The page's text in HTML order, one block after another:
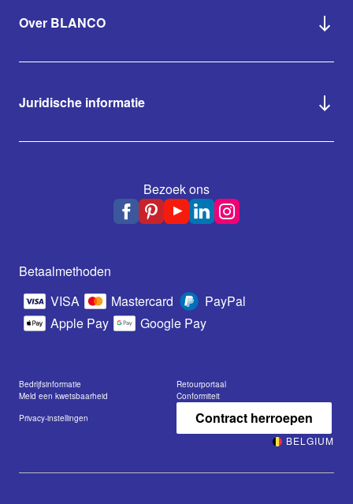
Over BLANCO
Juridische informatie
Bezoek ons
Betaalmethoden
VISA
Mastercard
PayPal
Apple Pay
Google Pay
Bedrijfsinformatie
Retourportaal
Meld een kwetsbaarheid
Conformiteit
Privacy-instellingen
Contract herroepen
BELGIUM